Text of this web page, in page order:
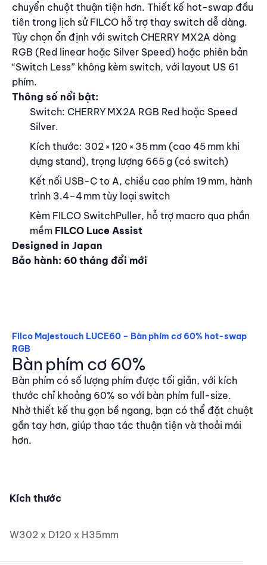
chuyển chuột thuận tiện hơn. Thiết kế hot-swap đầu
tiên trong lịch sử FILCO hỗ trợ thay switch dễ dàng.
Tùy chọn ổn định với switch CHERRY MX2A dòng
RGB (Red linear hoặc Silver Speed) hoặc phiên bản
“Switch Less” không kèm switch, với layout US 61
phím.
Thông số nổi bật:
Switch: CHERRY MX2A RGB Red hoặc Speed
Silver.
Kích thước: 302 × 120 × 35 mm (cao 45 mm khi
dựng stand), trọng lượng 665 g (có switch)
Kết nối USB-C to A, chiều cao phím 19 mm, hành
trình 3.4–4 mm tùy loại switch
Kèm FILCO SwitchPuller, hỗ trợ macro qua phần
mềm FILCO Luce Assist
Designed in Japan
Bảo hành: 60 tháng đổi mới
Filco Majestouch LUCE60 – Bàn phím cơ 60% hot-swap
RGB
Bàn phím cơ 60%
Bàn phím có số lượng phím được tối giản, với kích
thước chỉ khoảng 60% so với bàn phím full-size.
Nhờ thiết kế thu gọn bề ngang, bạn có thể đặt chuột
gần tay hơn, giúp thao tác thuận tiện và thoải mái
hơn.
Kích thước
W302 x D120 x H35mm